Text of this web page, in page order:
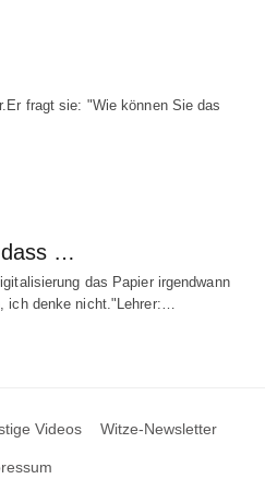
fragt sie: "Wie können Sie das
dass …
das Papier irgendwann
ich denke nicht."Lehrer:…
Videos Witze-Newsletter